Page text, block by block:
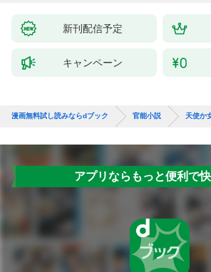
新刊配信予定
キャンペーン
漫画無料試し読みならdブック 官能小説 天使か
アプリならもっと便利で快